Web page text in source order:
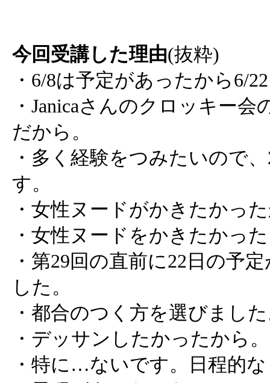
今回受講した理由(抜粋)
・6/8は予定があったから6/
・Janicaさんのクロッキー
だから。
・多く経験をつみたいので
す。
・女性ヌードがかきたかっ
・女性ヌードをかきたかっ
・第29回の直前に22日の予
した。
・都合のつく方を選びまし
・デッサンしたかったから。
・特に…ないです。日程的